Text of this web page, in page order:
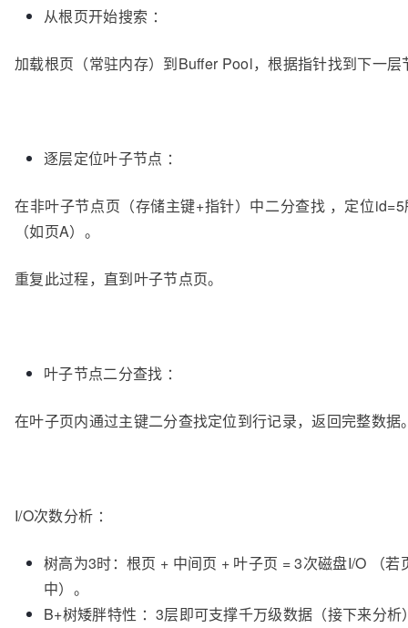
从根页开始搜索 ：
加载根页（常驻内存）到Buffer Pool，根据指针找到下一层
逐层定位叶子节点 ：
在非叶子节点页（存储主键+指针）中二分查找 ，定位
（如页A）。
重复此过程，直到叶子节点页。
叶子节点二分查找 ：
在叶子页内通过主键二分查找定位到行记录，返回完整数据
I/O次数分析 ：
树高为3时：根页 + 中间页 + 叶子页 = 3次磁盘I/O （若
中）。
B+树矮胖特性 ：3层即可支撑千万级数据（接下来分析